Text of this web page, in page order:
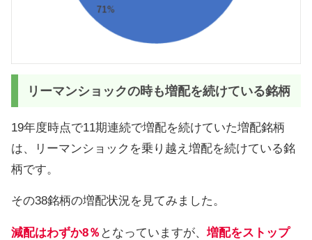
リーマンショックの時も増配を続けている銘柄
19年度時点で11期連続で増配を続けていた増配銘柄
は、リーマンショックを乗り越え増配を続けている銘
柄です。
その38銘柄の増配状況を見てみました。
減配はわずか8％ となっていますが、 増配をストップ